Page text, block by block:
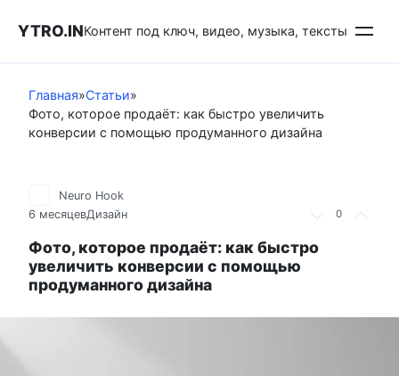
YTRO.INКонтент под ключ, видео, музыка, тексты
Главная»Статьи»
Фото, которое продаёт: как быстро увеличить
конверсии с помощью продуманного дизайна
0
Neuro Hook
6 месяцевДизайн
Фото, которое продаёт: как быстро
увеличить конверсии с помощью
продуманного дизайна